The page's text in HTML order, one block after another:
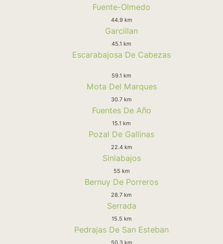
Fuente-Olmedo
44.9 km
Garcillan
45.1 km
Escarabajosa De Cabezas
59.1 km
Mota Del Marques
30.7 km
Fuentes De Año
15.1 km
Pozal De Gallinas
22.4 km
Sinlabajos
55 km
Bernuy De Porreros
28.7 km
Serrada
15.5 km
Pedrajas De San Esteban
50.3 km